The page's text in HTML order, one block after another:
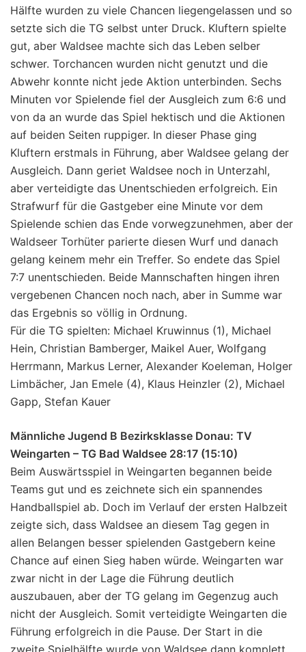
Hälfte wurden zu viele Chancen liegengelassen und so
setzte sich die TG selbst unter Druck. Kluftern spielte
gut, aber Waldsee machte sich das Leben selber
schwer. Torchancen wurden nicht genutzt und die
Abwehr konnte nicht jede Aktion unterbinden. Sechs
Minuten vor Spielende fiel der Ausgleich zum 6:6 und
von da an wurde das Spiel hektisch und die Aktionen
auf beiden Seiten ruppiger. In dieser Phase ging
Kluftern erstmals in Führung, aber Waldsee gelang der
Ausgleich. Dann geriet Waldsee noch in Unterzahl,
aber verteidigte das Unentschieden erfolgreich. Ein
Strafwurf für die Gastgeber eine Minute vor dem
Spielende schien das Ende vorwegzunehmen, aber der
Waldseer Torhüter parierte diesen Wurf und danach
gelang keinem mehr ein Treffer. So endete das Spiel
7:7 unentschieden. Beide Mannschaften hingen ihren
vergebenen Chancen noch nach, aber in Summe war
das Ergebnis so völlig in Ordnung.
Für die TG spielten: Michael Kruwinnus (1), Michael
Hein, Christian Bamberger, Maikel Auer, Wolfgang
Herrmann, Markus Lerner, Alexander Koeleman, Holger
Limbächer, Jan Emele (4), Klaus Heinzler (2), Michael
Gapp, Stefan Kauer
Männliche Jugend B Bezirksklasse Donau: TV
Weingarten – TG Bad Waldsee 28:17 (15:10)
Beim Auswärtsspiel in Weingarten begannen beide
Teams gut und es zeichnete sich ein spannendes
Handballspiel ab. Doch im Verlauf der ersten Halbzeit
zeigte sich, dass Waldsee an diesem Tag gegen in
allen Belangen besser spielenden Gastgebern keine
Chance auf einen Sieg haben würde. Weingarten war
zwar nicht in der Lage die Führung deutlich
auszubauen, aber der TG gelang im Gegenzug auch
nicht der Ausgleich. Somit verteidigte Weingarten die
Führung erfolgreich in die Pause. Der Start in die
zweite Spielhälfte wurde von Waldsee dann komplett